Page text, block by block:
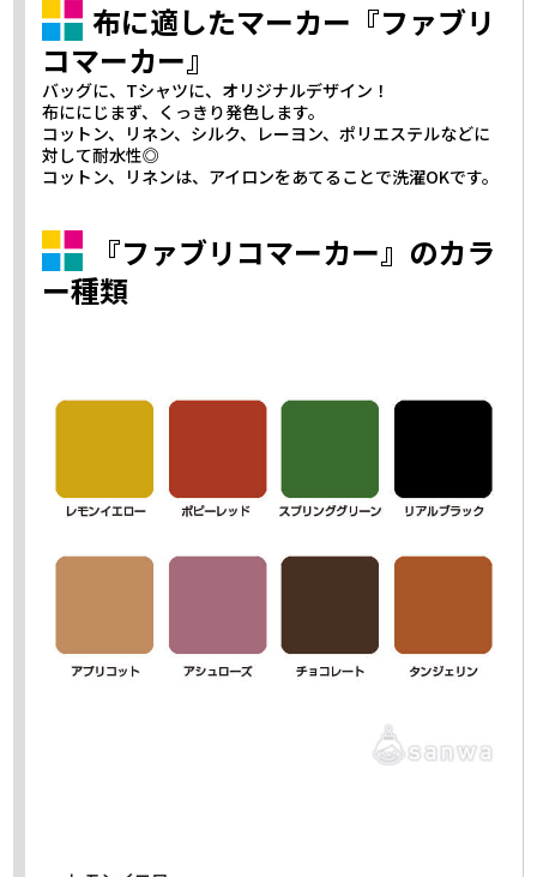
布に適したマーカー『ファブリ
コマーカー』
バッグに、Tシャツに、オリジナルデザイン！
布ににじまず、くっきり発色します。
コットン、リネン、シルク、レーヨン、ポリエステルなどに
対して耐水性◎
コットン、リネンは、アイロンをあてることで洗濯OKです。
『ファブリコマーカー』のカラ
ー種類